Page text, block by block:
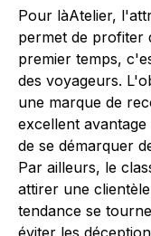
Pour làAtelier,
permet de profiter
premier temps,
des voyageurs.
une marque de
excellent
de se démarquer
Par ailleurs, le
attirer une
tendance se